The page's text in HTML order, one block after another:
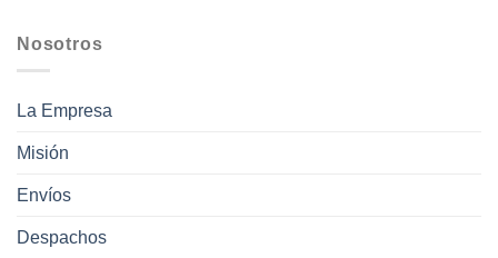
Nosotros
La Empresa
Misión
Envíos
Despachos